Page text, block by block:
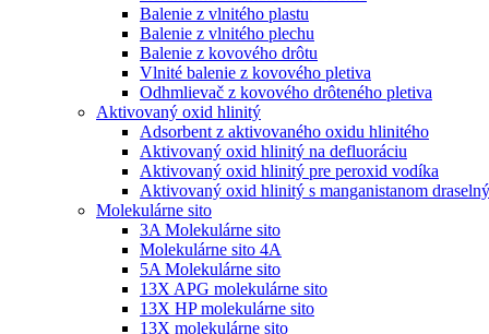
Balenie z vlnitého plastu
Balenie z vlnitého plechu
Balenie z kovového drôtu
Vlnité balenie z kovového pletiva
Odhmlievač z kovového drôteného pletiva
Aktivovaný oxid hlinitý
Adsorbent z aktivovaného oxidu hlinitého
Aktivovaný oxid hlinitý na defluoráciu
Aktivovaný oxid hlinitý pre peroxid vodíka
Aktivovaný oxid hlinitý s manganistanom
Molekulárne sito
3A Molekulárne sito
Molekulárne sito 4A
5A Molekulárne sito
13X APG molekulárne sito
13X HP molekulárne sito
13X molekulárne sito